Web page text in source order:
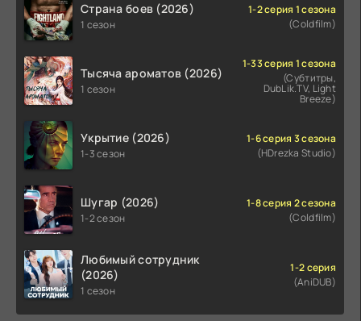
Страна боев (2026)
1 сезон
1-2 серия 1 сезона
(Coldfilm)
Тысяча ароматов (2026)
1 сезон
1-33 серия 1 сезона
(Субтитры,
DubLik.TV, Light
Breeze)
Укрытие (2026)
1-3 сезон
1-6 серия 3 сезона
(HDrezka Studio)
Шугар (2026)
1-2 сезон
1-8 серия 2 сезона
(Coldfilm)
Любимый сотрудник
(2026)
1 сезон
1-2 серия
(AniDUB)